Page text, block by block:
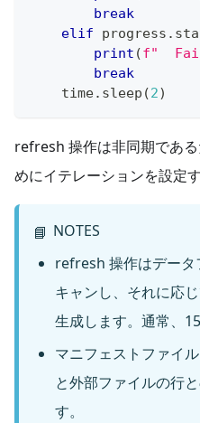
break
elif progress .
print (f"
break
    time
. sleep (2)
refresh 操作は非同期であ
めにイテレーションを設定
📘 NOTES
refresh 操作はデータ
キャンし、それに応
生成します。通常、
マニフェストファイ
と外部ファイルの行
す。